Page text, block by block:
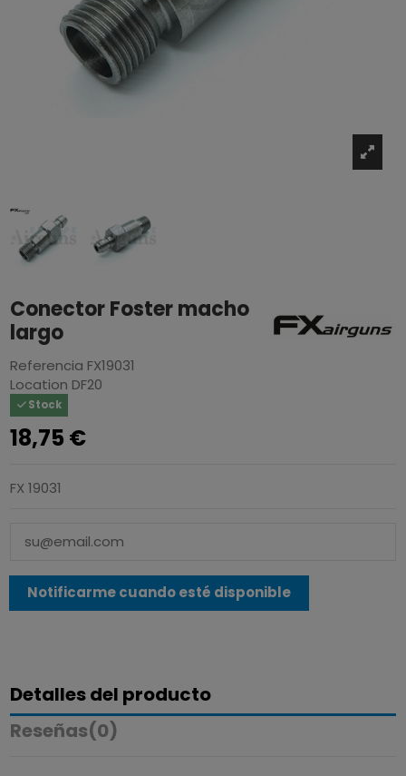
Conector Foster macho
largo
Referencia FX19031
Location DF20
Stock
18,75 €
FX 19031
Detalles del producto
Reseñas(0)